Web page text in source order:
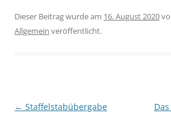
Dieser Beitrag wurde am 16. August 2020
Allgemein veröffentlicht.
Beitragsnavigation
← Staffelstabübergabe